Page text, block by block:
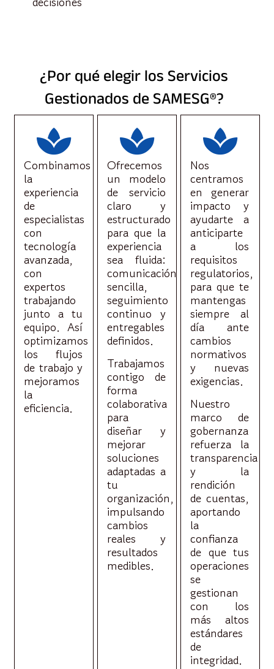
¿Por qué elegir los Servicios
Gestionados de SAMESG®?
Combinamos
la
experiencia
de
especialistas
con
tecnología
avanzada,
con
expertos
trabajando
junto a tu
equipo. Así
optimizamos
los flujos
de trabajo y
mejoramos
la
eficiencia.
Ofrecemos
un modelo
de servicio
claro y
estructurado
para que la
experiencia
sea fluida:
comunicación
sencilla,
seguimiento
continuo y
entregables
definidos.
Trabajamos
contigo de
forma
colaborativa
para
diseñar y
mejorar
soluciones
adaptadas a
tu
organización,
impulsando
cambios
reales y
resultados
medibles.
Nos
centramos
en generar
impacto y
ayudarte a
anticiparte
a los
requisitos
regulatorios,
para que te
mantengas
siempre al
día ante
cambios
normativos
y nuevas
exigencias.
Nuestro
marco de
gobernanza
refuerza la
transparencia
y la
rendición
de cuentas,
aportando
la
confianza
de que tus
operaciones
se
gestionan
con los
más altos
estándares
de
integridad.